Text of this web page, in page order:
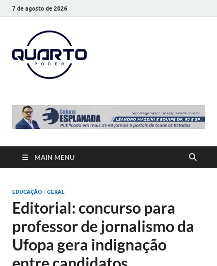
7 de agosto de 2026
MAIN MENU
EDUCAÇÃO / GERAL
Editorial: concurso para
professor de jornalismo da
Ufopa gera indignação